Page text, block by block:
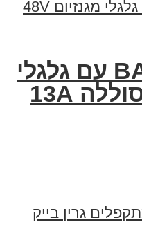
פישר BALOON עם גלגלי